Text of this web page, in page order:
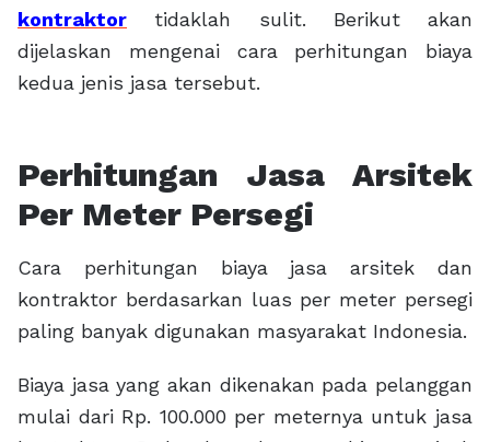
kontraktor tidaklah sulit. Berikut akan
dijelaskan mengenai cara perhitungan biaya
kedua jenis jasa tersebut.
Perhitungan Jasa Arsitek
Per Meter Persegi
Cara perhitungan biaya jasa arsitek dan
kontraktor berdasarkan luas per meter persegi
paling banyak digunakan masyarakat Indonesia.
Biaya jasa yang akan dikenakan pada pelanggan
mulai dari Rp. 100.000 per meternya untuk jasa